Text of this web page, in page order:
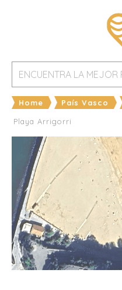
Home País Vasco
Playa Arrigorri